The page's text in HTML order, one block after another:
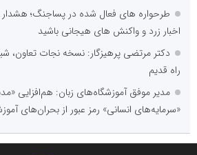
طرحواره های فعال شده در پساجنگ؛ هشدار
اخبار زرد و واکنش های هیجانی باشید
دکتر مرتضی پرهیزگار: نسخه نجات تعاون،
راه قدیم
مدیر موفق آموزشگاه‌های زبان: هم‌افزایی
«سرمایه‌های انسانی» رمز عبور از بحران‌های